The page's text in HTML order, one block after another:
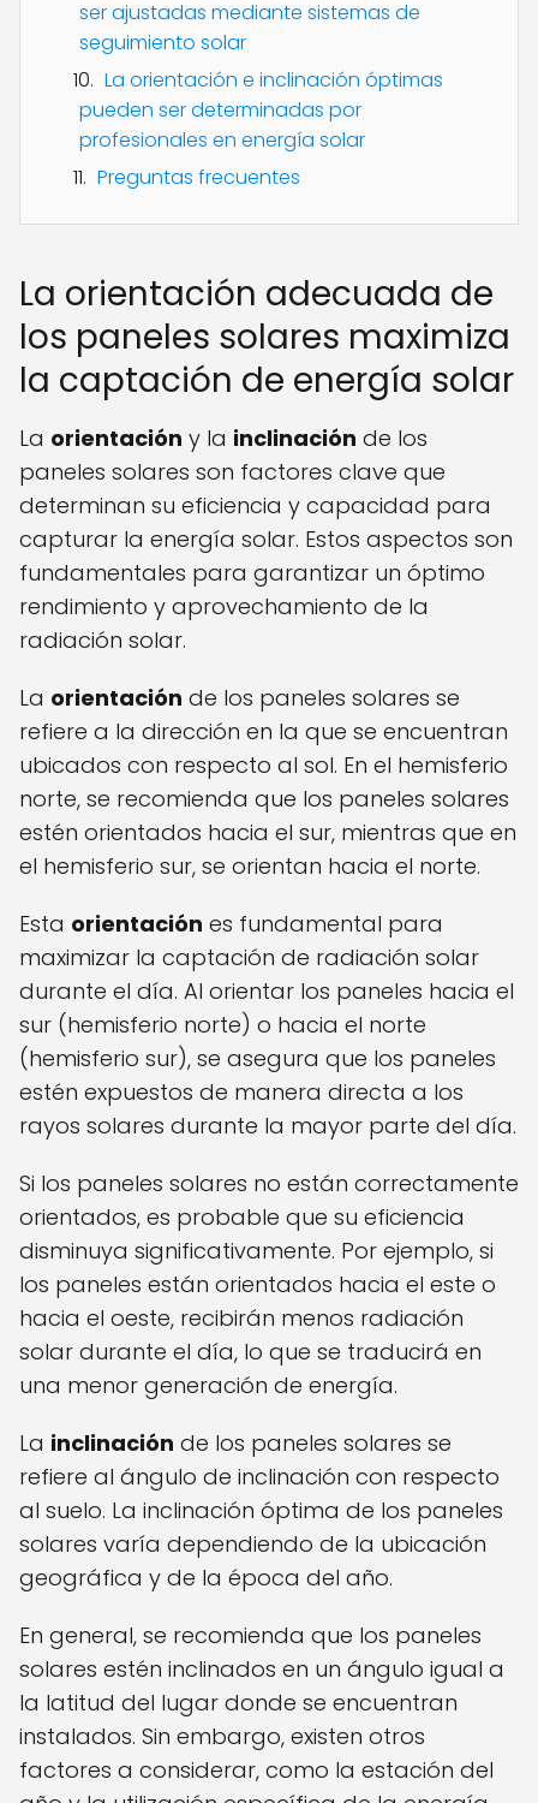
ser ajustadas mediante sistemas de
seguimiento solar
La orientación e inclinación óptimas
pueden ser determinadas por
profesionales en energía solar
Preguntas frecuentes
La orientación adecuada de
los paneles solares maximiza
la captación de energía solar
La orientación y la inclinación de los
paneles solares son factores clave que
determinan su eficiencia y capacidad para
capturar la energía solar. Estos aspectos son
fundamentales para garantizar un óptimo
rendimiento y aprovechamiento de la
radiación solar.
La orientación de los paneles solares se
refiere a la dirección en la que se encuentran
ubicados con respecto al sol. En el hemisferio
norte, se recomienda que los paneles solares
estén orientados hacia el sur, mientras que en
el hemisferio sur, se orientan hacia el norte.
Esta orientación es fundamental para
maximizar la captación de radiación solar
durante el día. Al orientar los paneles hacia el
sur (hemisferio norte) o hacia el norte
(hemisferio sur), se asegura que los paneles
estén expuestos de manera directa a los
rayos solares durante la mayor parte del día.
Si los paneles solares no están correctamente
orientados, es probable que su eficiencia
disminuya significativamente. Por ejemplo, si
los paneles están orientados hacia el este o
hacia el oeste, recibirán menos radiación
solar durante el día, lo que se traducirá en
una menor generación de energía.
La inclinación de los paneles solares se
refiere al ángulo de inclinación con respecto
al suelo. La inclinación óptima de los paneles
solares varía dependiendo de la ubicación
geográfica y de la época del año.
En general, se recomienda que los paneles
solares estén inclinados en un ángulo igual a
la latitud del lugar donde se encuentran
instalados. Sin embargo, existen otros
factores a considerar, como la estación del